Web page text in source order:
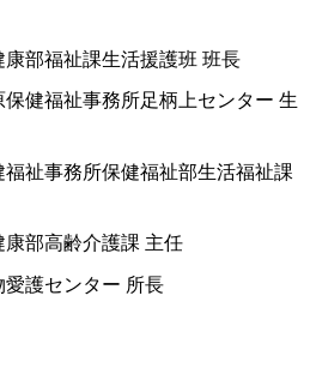
部福祉課生活援護班 班長
健福祉事務所足柄上センター 生
祉事務所保健福祉部生活福祉課
部高齢介護課 主任
護センター 所長